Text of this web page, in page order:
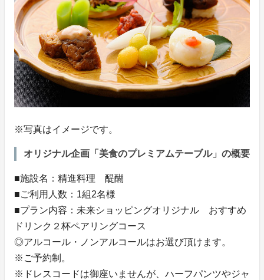
※写真はイメージです。
オリジナル企画「美食のプレミアムテーブル」の概要
■施設名：精進料理 醍醐
■ご利用人数：1組2名様
■プラン内容：未来ショッピングオリジナル おすすめ
ドリンク２杯ペアリングコース
◎アルコール・ノンアルコールはお選び頂けます。
※ご予約制。
※ドレスコードは御座いませんが、ハーフパンツやジャ